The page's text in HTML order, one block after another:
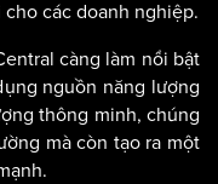
các doanh nghiệp.
càng làm nổi bật
nguồn năng lượng
thông minh, chúng
mà còn tạo ra một